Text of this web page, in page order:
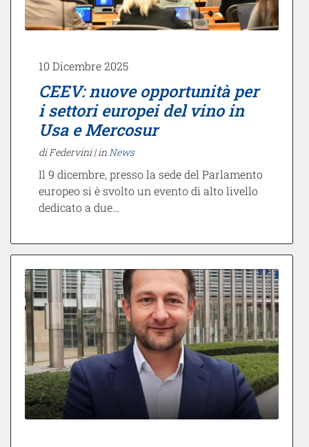
10 Dicembre 2025
CEEV: nuove opportunità per
i settori europei del vino in
Usa e Mercosur
di Federvini |inNews
Il 9 dicembre, presso la sede del Parlamento
europeo si è svolto un evento di alto livello
dedicato a due…